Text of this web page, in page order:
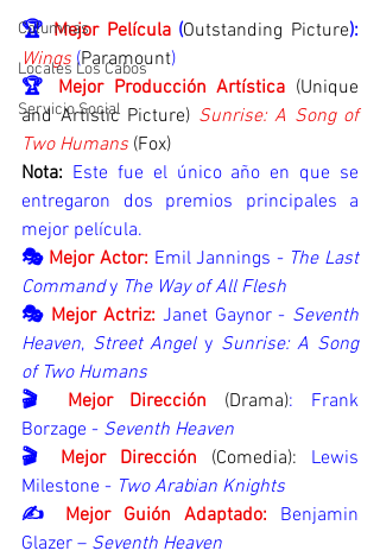
Columnas
Locales Los Cabos
Servicio Social
🏆 Mejor Película (Outstanding Picture
Wings (Paramount)
🏆 Mejor Producción Artística (Unique
and Artistic Picture) Sunrise: A Song of
Two Humans (Fox)
Nota: Este fue el único año en que se
entregaron dos premios principales a
mejor película.
🎭 Mejor Actor: Emil Jannings - The Last
Command y The Way of All Flesh
🎭 Mejor Actriz: Janet Gaynor - Seventh
Heaven, Street Angel y Sunrise: A Song
of Two Humans
🎬 Mejor Dirección (Drama): Frank
Borzage - Seventh Heaven
🎬 Mejor Dirección (Comedia): Lewis
Milestone - Two Arabian Knights
✍️ Mejor Guión Adaptado:
Benjamin
Glazer – Seventh Heaven